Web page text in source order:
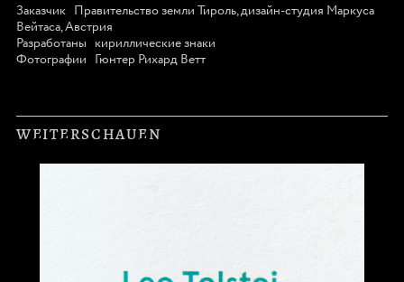
Заказчик Правительство земли Тироль, дизайн-студия Маркуса
Вейтаса, Австрия
Разработаны кириллические знаки
Фотографии Гюнтер Рихард Ветт
WEITERSCHAUEN